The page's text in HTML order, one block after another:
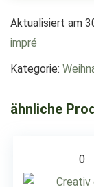
Aktualisiert am
impré
Kategorie:
ähnliche
0